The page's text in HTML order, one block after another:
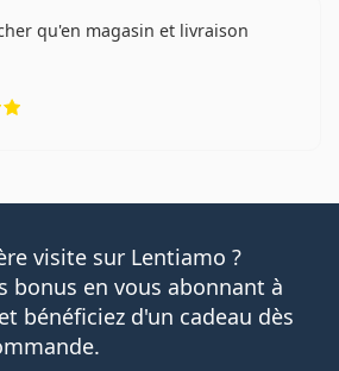
qu'en magasin et livraison
visite sur Lentiamo ?
bonus en vous abonnant à
bénéficiez d'un cadeau dès